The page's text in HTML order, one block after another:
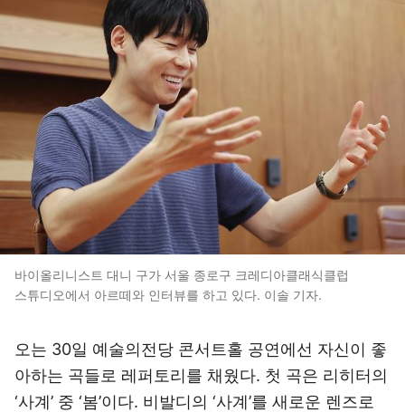
바이올리니스트 대니 구가 서울 종로구 크레디아클래식클럽
스튜디오에서 아르떼와 인터뷰를 하고 있다. 이솔 기자.
오는 30일 예술의전당 콘서트홀 공연에선 자신이 좋
아하는 곡들로 레퍼토리를 채웠다. 첫 곡은 리히터의
‘사계’ 중 ‘봄’이다. 비발디의 ‘사계’를 새로운 렌즈로